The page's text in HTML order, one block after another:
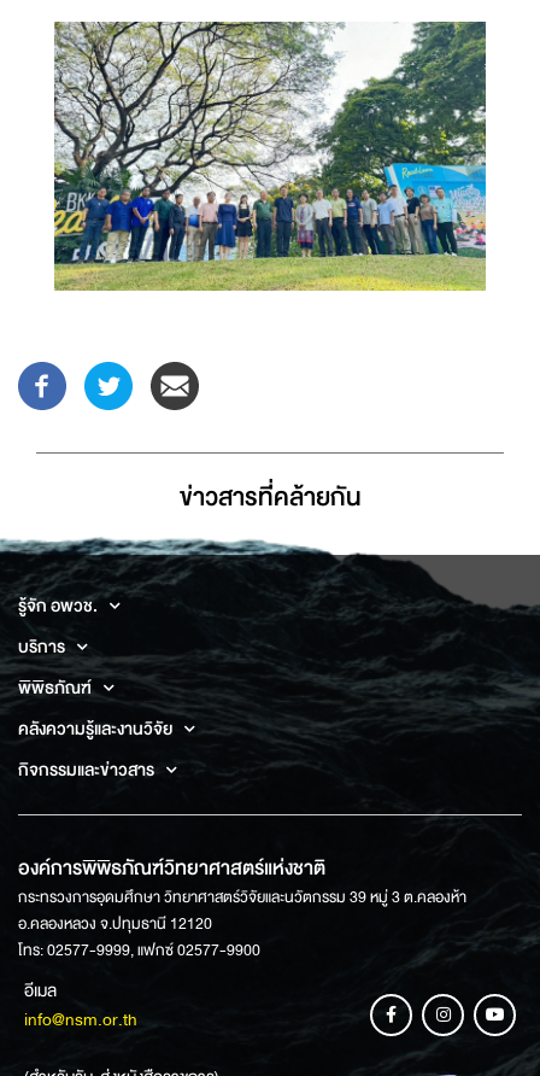
ข่าวสารที่่คล้ายกัน
รู้จัก อพวช.
บริการ
พิพิธภัณฑ์
คลังความรู้และงานวิจัย
กิจกรรมและข่าวสาร
องค์การพิพิธภัณฑ์วิทยาศาสตร์แห่งชาติ
กระทรวงการอุดมศึกษา วิทยาศาสตร์วิจัยและนวัตกรรม 39 หมู่ 3 ต.คลองห้า
อ.คลองหลวง จ.ปทุมธานี 12120
โทร: 02577-9999, แฟกซ์ 02577-9900
อีเมล
info@nsm.or.th